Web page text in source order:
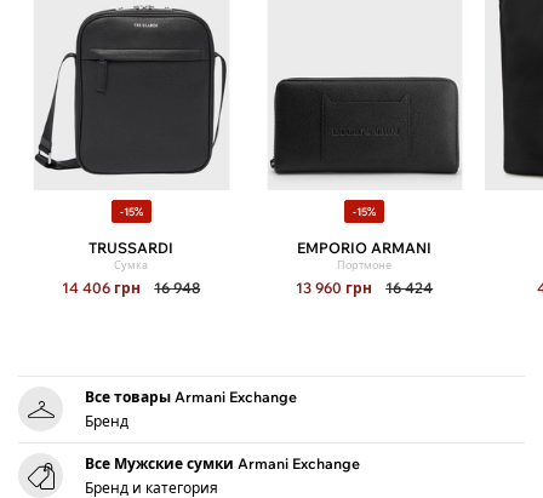
-15%
TRUSSARDI
Сумка
14 406 грн 16 948
-15%
EMPORIO ARMANI
Портмоне
13 960 грн 16 424
Все товары Armani Exchange
Бренд
Все Мужские сумки Armani Exchange
Бренд и категория